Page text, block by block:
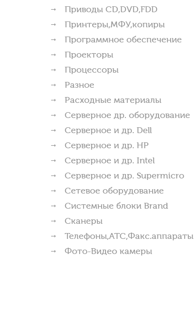
Приводы CD,DVD,FDD
Принтеры,МФУ,копиры
Программное обеспечение
Проекторы
Процессоры
Разное
Расходные материалы
Серверное др. оборудование
Серверное и др. Dell
Серверное и др. HP
Серверное и др. Intel
Серверное и др. Supermicro
Сетевое оборудование
Системные блоки Brand
Сканеры
Телефоны,АТС,Факс.аппараты
Фото-Видео камеры